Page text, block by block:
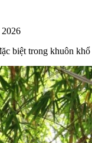
biệt trong khuôn